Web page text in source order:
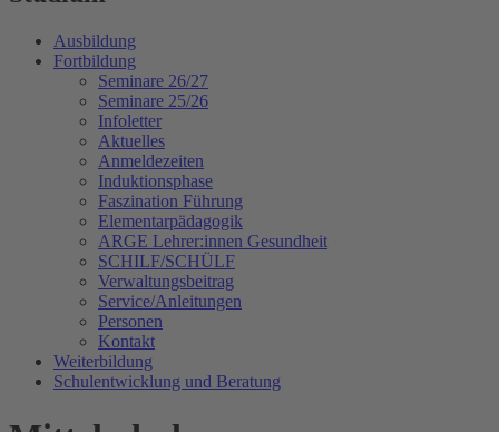
Ausbildung
Fortbildung
Seminare 26/27
Seminare 25/26
Infoletter
Aktuelles
Anmeldezeiten
Induktionsphase
Faszination Führung
Elementarpädagogik
ARGE Lehrer:innen Gesundheit
SCHILF/SCHÜLF
Verwaltungsbeitrag
Service/Anleitungen
Personen
Kontakt
Weiterbildung
Schulentwicklung und Beratung